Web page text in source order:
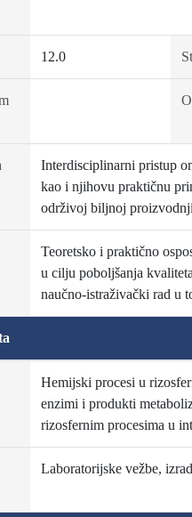
12.0
Interdisciplinarni pristup
kao i njihovu praktičnu
održivoj biljnoj proizvodnji
Teoretsko i praktično
u cilju poboljšanja
naučno-istraživački rad u
Hemijski procesi u
enzimi i produkti
rizosfernim procesima u
Laboratorijske vežbe,